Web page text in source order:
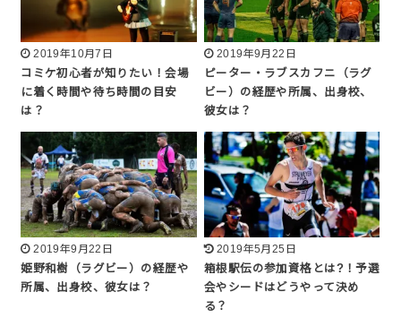
2019年10月7日
コミケ初心者が知りたい！会場
に着く時間や待ち時間の目安
は？
2019年9月22日
ピーター・ラブスカフニ（ラグ
ビー）の経歴や所属、出身校、
彼女は？
2019年9月22日
姫野和樹（ラグビー）の経歴や
所属、出身校、彼女は？
2019年5月25日
箱根駅伝の参加資格とは?！予選
会やシードはどうやって決め
る？